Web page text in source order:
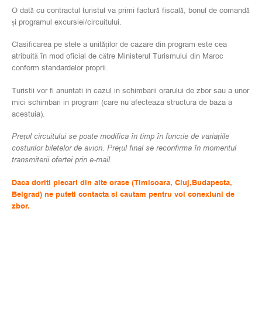
O dată cu contractul turistul va primi factură fiscală, bonul de comandă
și programul excursiei/circuitului.
Clasificarea pe stele a unităților de cazare din program este cea
atribuită în mod oficial de către Ministerul Turismului din Maroc
conform standardelor proprii.
Turistii vor fi anuntati in cazul in schimbarii orarului de zbor sau a unor
mici schimbari in program (care nu afecteaza structura de baza a
acestuia).
Prețul circuitului se poate modifica în timp în funcție de variațiile
costurilor biletelor de avion. Prețul final se reconfirma în momentul
transmiterii ofertei prin e-mail.
Daca doriti plecari din alte orase (Timisoara, Cluj,Budapesta,
Belgrad) ne puteti contacta si cautam pentru voi conexiuni de
zbor.